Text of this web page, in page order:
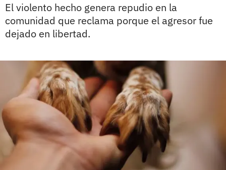
El violento hecho genera repudio en la
comunidad que reclama porque el agresor fue
dejado en libertad.